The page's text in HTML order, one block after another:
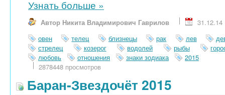
Узнать больше »
Автор Никита Владимирович Гаврилов
31.12.14
овен
телец близнецы рак лев
стрелец
козерог водолей рыбы
любовь
отношения знаки зодиака
2015
2878448 просмотров
Баран-Звездочёт 2015